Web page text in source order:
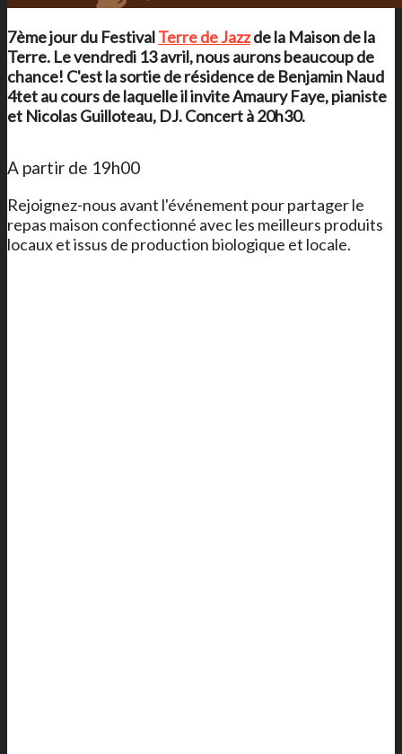
7ème jour du FestivalTerre de Jazzdela Maison de la
Terre. Le vendredi 13 avril, nous aurons beaucoup de
chance! C'est la sortie de résidence de Benjamin Naud
4tet au cours de laquelle il invite Amaury Faye, pianiste
et Nicolas Guilloteau, DJ. Concert à 20h30.
A partir de 19h00
Rejoignez-nous avant l'événement pour partager le
repas maison confectionné avec les meilleurs produits
locaux et issus de production biologique et locale.